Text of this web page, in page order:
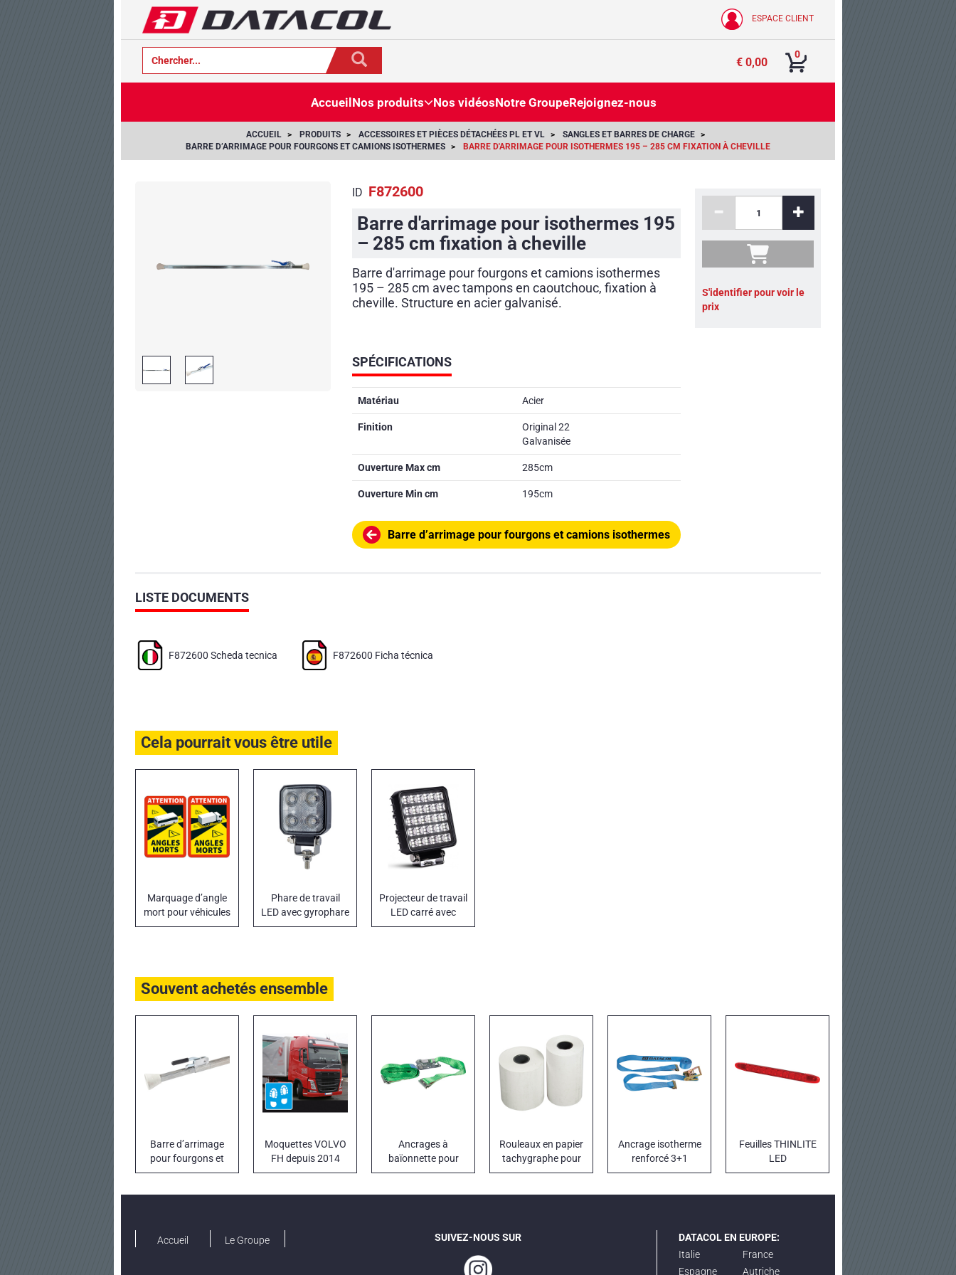
text.skipToContent
text.skipToNavigation
ESPACE CLIENT
0
€ 0,00
AccueilNos produits Nos vidéosNotre GroupeRejoignez-nous
ACCUEIL PRODUITS ACCESSOIRES ET PIÈCES DÉTACHÉES PL ET VL
SANGLES ET BARRES DE CHARGE
BARRE D’ARRIMAGE POUR FOURGONS ET CAMIONS ISOTHERMES
BARRE D'ARRIMAGE POUR ISOTHERMES 195 – 285 CM FIXATION À CHEVILLE
ID F872600
Barre d'arrimage pour isothermes 195
– 285 cm fixation à cheville
Barre d'arrimage pour fourgons et camions isothermes
195 – 285 cm avec tampons en caoutchouc, fixation à
cheville. Structure en acier galvanisé.
SPÉCIFICATIONS
Matériau Acier
Finition
Original 22
Galvanisée
Ouverture Max cm 285cm
Ouverture Min cm 195cm
Barre d’arrimage pour fourgons et camions isothermes
S'identifier pour voir le
prix
LISTE DOCUMENTS
F872600 Scheda tecnica F872600 Ficha técnica
Cela pourrait vous être utile
Marquage d’angle
mort pour véhicules
lourds
Phare de travail
LED avec gyrophare
stroboscopique
Projecteur de travail
LED carré avec
interrupteur 24 W
Souvent achetés ensemble
Barre d’arrimage
pour fourgons et
camions
Moquettes VOLVO
FH depuis 2014
Ancrages à
baïonnette pour
isothermes
Rouleaux en papier
tachygraphe pour
frigo
Ancrage isotherme
renforcé 3+1
Feuilles THINLITE
LED
Accueil Le Groupe SUIVEZ-NOUS SUR
DATACOL EN EUROPE:
Italie
France
Espagne
Autriche